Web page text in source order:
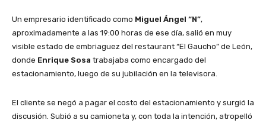
Un empresario identificado como Miguel Ángel “N”,
aproximadamente a las 19:00 horas de ese día, salió en muy
visible estado de embriaguez del restaurant “El Gaucho” de León,
donde Enrique Sosa trabajaba como encargado del
estacionamiento, luego de su jubilación en la televisora.
El cliente se negó a pagar el costo del estacionamiento y surgió la
discusión. Subió a su camioneta y, con toda la intención, atropelló